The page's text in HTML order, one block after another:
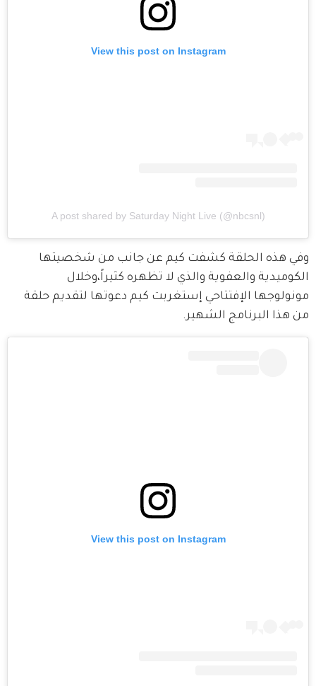
View this post on Instagram
A post shared by Saturday Night Live (@nbcsnl)
وفي هذه الحلقة كشفت كيم عن جانب من شخصيتها
الكوميدية والعفوية والذي لا تظهره كثيراً،وخلال
مونولوجها الإفتتاحي إستغربت كيم دعوتها لتقديم حلقة
من هذا البرنامج الشهير.
View this post on Instagram